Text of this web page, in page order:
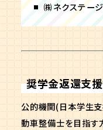
㈱ネクステージ
奨学金返還支
公的機関(日本学生
動車整備士を目指す